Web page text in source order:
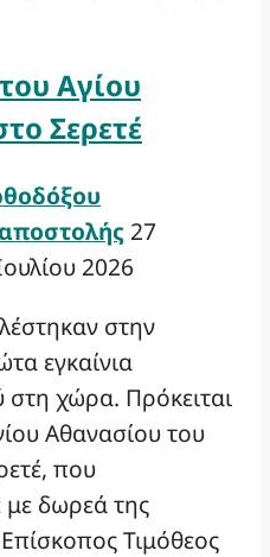
Αγίου
Σερετέ
27
2026
στην
εγκαίνια
χώρα. Πρόκειται
Αθανασίου του
που
με δωρεά της
Τιμόθεος